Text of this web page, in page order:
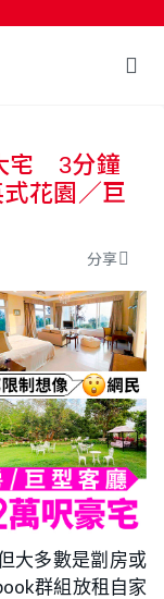
宅 3分鐘
花園／巨
分享
大多數是劏房或
群組放租自家